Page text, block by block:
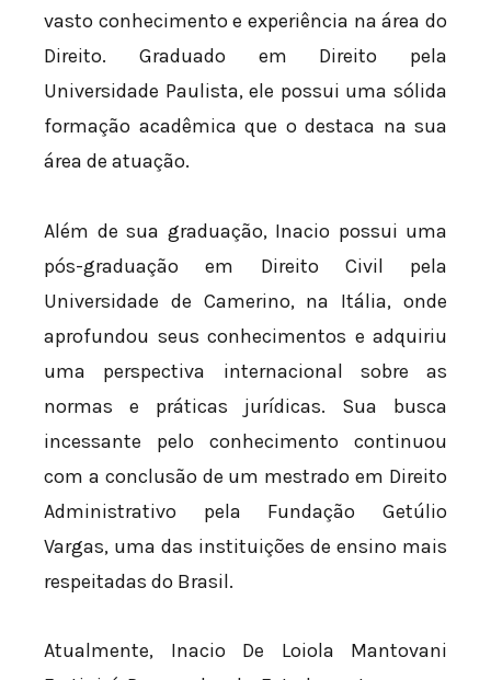
vasto conhecimento e experiência na área do
Direito. Graduado em Direito pela
Universidade Paulista, ele possui uma sólida
formação acadêmica que o destaca na sua
área de atuação.
Além de sua graduação, Inacio possui uma
pós-graduação em Direito Civil pela
Universidade de Camerino, na Itália, onde
aprofundou seus conhecimentos e adquiriu
uma perspectiva internacional sobre as
normas e práticas jurídicas. Sua busca
incessante pelo conhecimento continuou
com a conclusão de um mestrado em Direito
Administrativo pela Fundação Getúlio
Vargas, uma das instituições de ensino mais
respeitadas do Brasil.
Atualmente, Inacio De Loiola Mantovani